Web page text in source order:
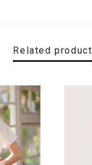
Related product